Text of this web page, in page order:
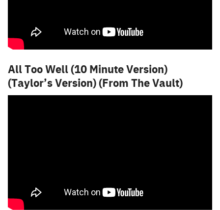
All Too Well (10 Minute Version)
(Taylor’s Version) (From The Vault)